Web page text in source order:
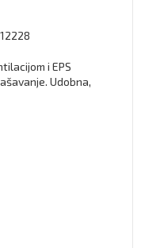
i EPS
Udobna,